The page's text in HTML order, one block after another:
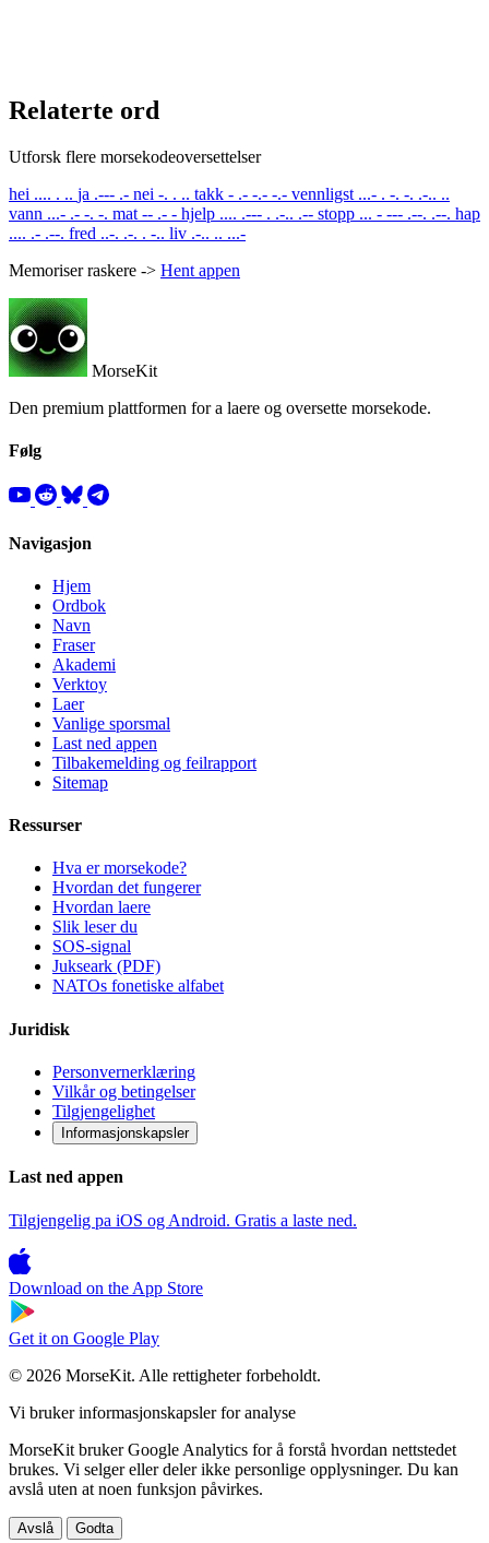
Relaterte ord
Utforsk flere morsekodeoversettelser
hei .... . .. ja .--- .- nei -. . .. takk - .- -.- -.- vennligst ...- . -. -. .-.. ..
vann ...- .- -. -. mat -- .- - hjelp .... .--- . .-.. .-- stopp ... - --- .--. .--. hap
.... .- .--. fred ..-. .-. . -.. liv .-.. .. ...-
Memoriser raskere -> Hent appen
MorseKit
Den premium plattformen for a laere og oversette morsekode.
Følg
Navigasjon
Hjem
Ordbok
Navn
Fraser
Akademi
Verktoy
Laer
Vanlige sporsmal
Last ned appen
Tilbakemelding og feilrapport
Sitemap
Ressurser
Hva er morsekode?
Hvordan det fungerer
Hvordan laere
Slik leser du
SOS-signal
Jukseark (PDF)
NATOs fonetiske alfabet
Juridisk
Personvernerklæring
Vilkår og betingelser
Tilgjengelighet
Informasjonskapsler
Last ned appen
Tilgjengelig pa iOS og Android. Gratis a laste ned.
Download on the App Store
Get it on Google Play
© 2026 MorseKit. Alle rettigheter forbeholdt.
Vi bruker informasjonskapsler for analyse
MorseKit bruker Google Analytics for å forstå hvordan nettstedet
brukes. Vi selger eller deler ikke personlige opplysninger. Du kan
avslå uten at noen funksjon påvirkes.
Avslå Godta